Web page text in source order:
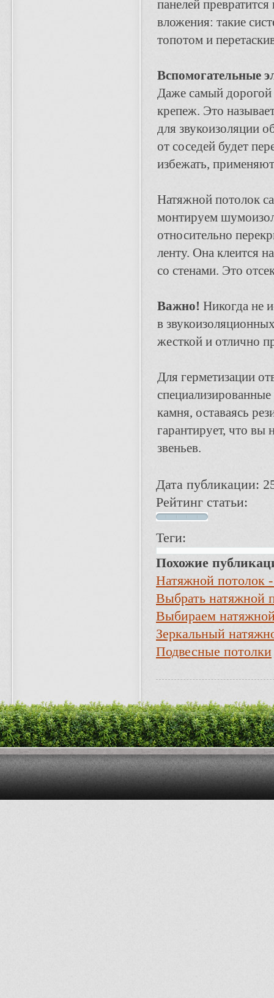
панелей
вложения: такие
топотом и
Вспомогательные
Даже самый дорогой
крепеж. Это
для звукоизоляции
от соседей будет
избежать,
Натяжной потолок
монтируем
относительно
ленту. Она клеится
со стенами. Это
Важно! Никогда не
в
жесткой и отлично
Для герметизации
камня, оставаясь
гарантирует, что вы
звеньев.
Дата публикации:
Рейтинг статьи:
Теги:
Похожие
Натяжной потолок
Выбрать натяжной
Выбираем
Зеркальный
Подвесные потолки